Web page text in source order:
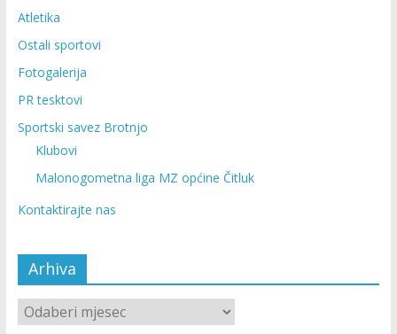
Atletika
Ostali sportovi
Fotogalerija
PR tesktovi
Sportski savez Brotnjo
Klubovi
Malonogometna liga MZ općine Čitluk
Kontaktirajte nas
Arhiva